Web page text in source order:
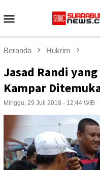
ke
Beranda Hukrim
Jasad Randi
Kampar
Minggu, 29 Juli 2018 - 12:44 WIB